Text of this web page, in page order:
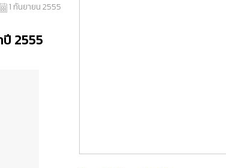
1 กันยายน 2555
2555